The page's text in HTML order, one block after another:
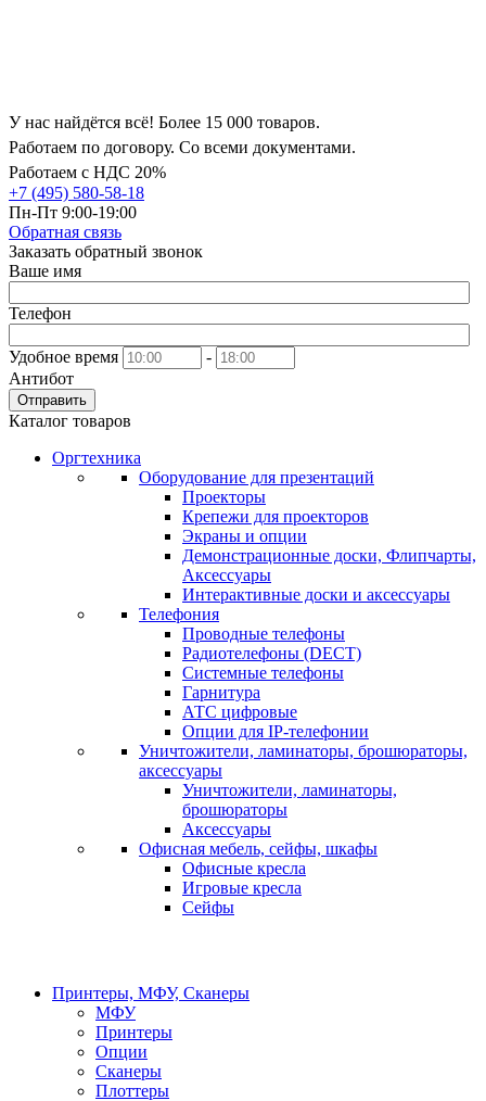
У нас найдётся всё! Более 15 000 товаров.
Работаем по договору. Со всеми документами.
Работаем с НДС 20%
+7 (495) 580-58-18
Пн-Пт 9:00-19:00
Обратная связь
Заказать обратный звонок
Ваше имя
Телефон
Удобное время
-
Антибот
Отправить
Каталог товаров
Оргтехника
Оборудование для презентаций
Проекторы
Крепежи для проекторов
Экраны и опции
Демонстрационные доски, Флипчарты,
Аксессуары
Интерактивные доски и аксессуары
Телефония
Проводные телефоны
Радиотелефоны (DECT)
Системные телефоны
Гарнитура
АТС цифровые
Опции для IP-телефонии
Уничтожители, ламинаторы, брошюраторы,
аксессуары
Уничтожители, ламинаторы,
брошюраторы
Аксессуары
Офисная мебель, сейфы, шкафы
Офисные кресла
Игровые кресла
Сейфы
Принтеры, МФУ, Сканеры
МФУ
Принтеры
Опции
Сканеры
Плоттеры